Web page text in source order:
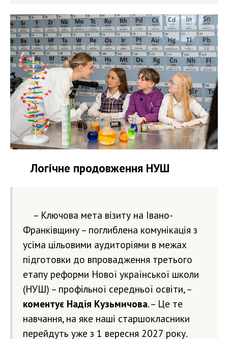
Логічне продовження НУШ
– Ключова мета візиту на Івано-
Франківщину – поглиблена комунікація з
усіма цільовими аудиторіями в межах
підготовки до впровадження третього
етапу реформи Нової української школи
(НУШ) – профільної середньої освіти, –
коментує Надія Кузьмичова. – Це те
навчання, на яке наші старшокласники
перейдуть уже з 1 вересня 2027 року.